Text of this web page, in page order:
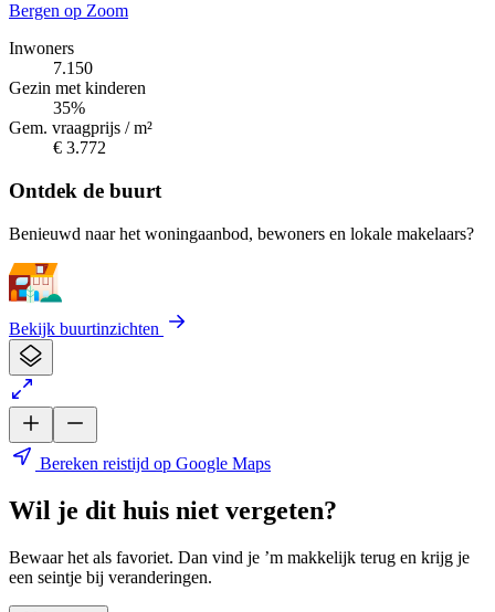
Bergen op Zoom
Inwoners
7.150
Gezin met kinderen
35%
Gem. vraagprijs / m²
€ 3.772
Ontdek de buurt
Benieuwd naar het woningaanbod, bewoners en lokale makelaars?
Bekijk buurtinzichten
Bereken reistijd op Google Maps
Wil je dit huis niet vergeten?
Bewaar het als favoriet. Dan vind je ’m makkelijk terug en krijg je
een seintje bij veranderingen.